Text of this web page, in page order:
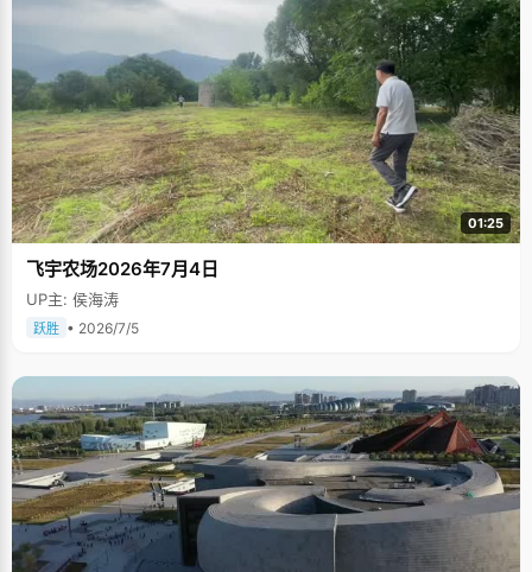
01:25
飞宇农场2026年7月4日
UP主: 侯海涛
跃胜 • 2026/7/5